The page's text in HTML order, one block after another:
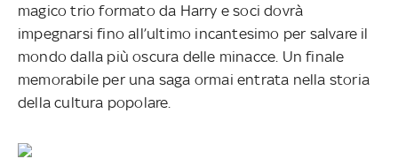
magico trio formato da Harry e soci dovrà
impegnarsi fino all’ultimo incantesimo per salvare il
mondo dalla più oscura delle minacce. Un finale
memorabile per una saga ormai entrata nella storia
della cultura popolare.